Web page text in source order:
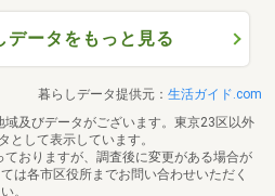
データをもっと見る
暮らしデータ提供元： 生活ガイド.com
及びデータがございます。東京23区以外
として表示しています。
おりますが、調査後に変更がある場合が
は各市区役所までお問い合わせいただく
。